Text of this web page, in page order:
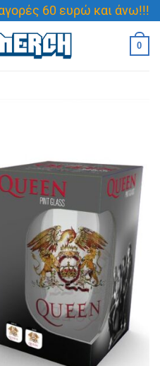
60 ευρώ και άνω!!!
0